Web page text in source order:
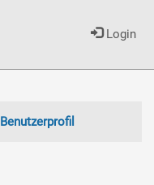
Login
Benutzerprofil